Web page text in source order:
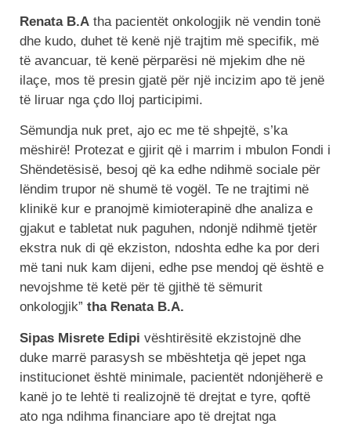
Renata B.A tha pacientët onkologjik në vendin tonë
dhe kudo, duhet të kenë një trajtim më specifik, më
të avancuar, të kenë përparësi në mjekim dhe në
ilaçe, mos të presin gjatë për një incizim apo të jenë
të liruar nga çdo lloj participimi.
Sëmundja nuk pret, ajo ec me të shpejtë, s’ka
mëshirë! Protezat e gjirit që i marrim i mbulon Fondi i
Shëndetësisë, besoj që ka edhe ndihmë sociale për
lëndim trupor në shumë të vogël. Te ne trajtimi në
klinikë kur e pranojmë kimioterapinë dhe analiza e
gjakut e tabletat nuk paguhen, ndonjë ndihmë tjetër
ekstra nuk di që ekziston, ndoshta edhe ka por deri
më tani nuk kam dijeni, edhe pse mendoj që është e
nevojshme të ketë për të gjithë të sëmurit
onkologjik” tha Renata B.A.
Sipas Misrete Edipi vështirësitë ekzistojnë dhe
duke marrë parasysh se mbështetja që jepet nga
institucionet është minimale, pacientët ndonjëherë e
kanë jo te lehtë ti realizojnë të drejtat e tyre, qoftë
ato nga ndihma financiare apo të drejtat nga